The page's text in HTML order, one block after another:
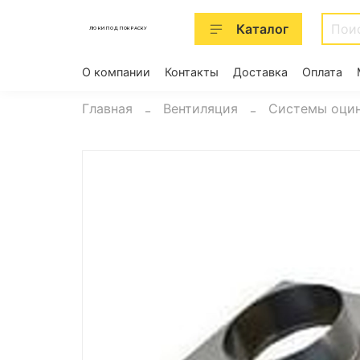
ЛЮКИ ПОД ПОКРАСКУ Каталог
О компании Контакты Доставка Оплата
Главная Вентиляция Системы